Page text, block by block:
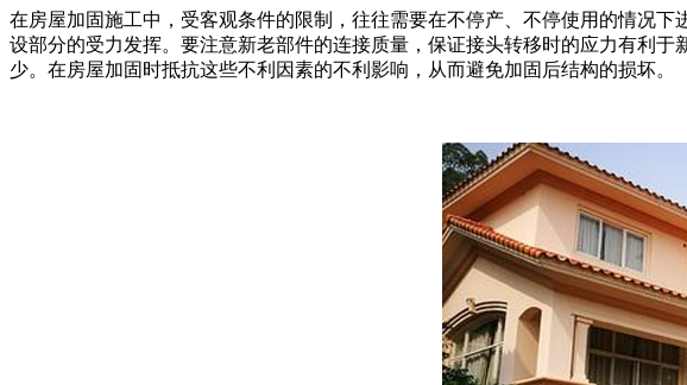
在房屋加固施工中，受客观条件的限制，往往需要在不停产、不停使用的情况
设部分的受力发挥。要注意新老部件的连接质量，保证接头转移时的应力有利
少。在房屋加固时抵抗这些不利因素的不利影响，从而避免加固后结构的损坏。